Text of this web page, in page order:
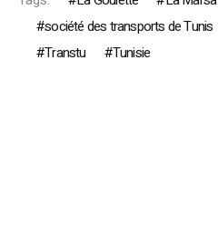
société des transports de Tunis
Transtu
Tunisie